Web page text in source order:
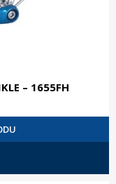
– 1655FH